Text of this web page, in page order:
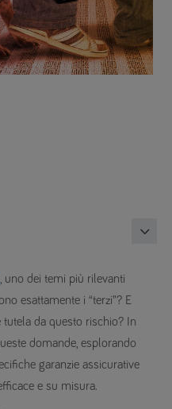
, uno dei temi più rilevanti
esattamente i “terzi”? E
tutela da questo rischio? In
domande, esplorando
garanzie assicurative
e su misura.